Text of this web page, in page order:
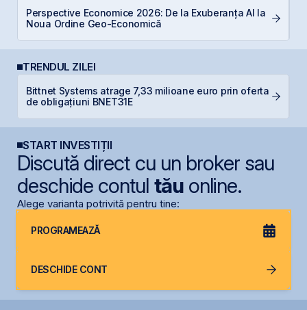
Perspective Economice 2026: De la Exuberanța AI la
Noua Ordine Geo-Economică
TRENDUL ZILEI
Bittnet Systems atrage 7,33 milioane euro prin oferta
de obligațiuni BNET31E
START INVESTIȚII
Discută direct cu un broker sau
deschide contul tăuonline.
Alege varianta potrivită pentru tine:
PROGRAMEAZĂ
DESCHIDE CONT